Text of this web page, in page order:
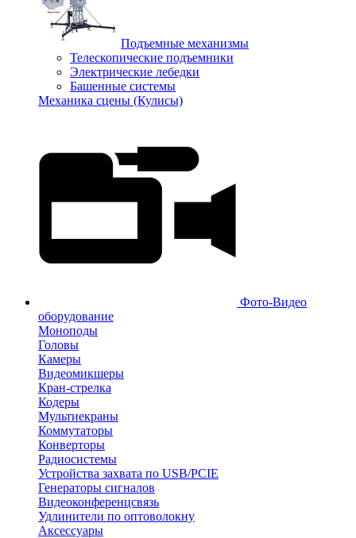
Подъемные механизмы
Телескопические подъемники
Электрические лебедки
Башенные системы
Механика сцены (Кулисы)
Фото-Видео
оборудование
Моноподы
Головы
Камеры
Видеомикшеры
Кран-стрелка
Кодеры
Мультиекраны
Коммутаторы
Конверторы
Радиосистемы
Устройства захвата по USB/PCIE
Генераторы сигналов
Видеоконференцсвязь
Удлинители по оптоволокну
Аксессуары